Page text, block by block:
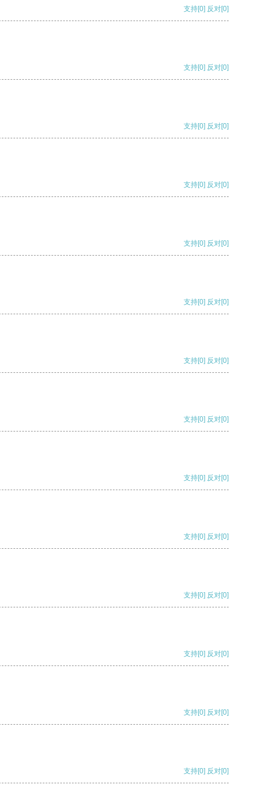
支持[0] 反对[0]
支持[0] 反对[0]
支持[0] 反对[0]
支持[0] 反对[0]
支持[0] 反对[0]
支持[0] 反对[0]
支持[0] 反对[0]
支持[0] 反对[0]
支持[0] 反对[0]
支持[0] 反对[0]
支持[0] 反对[0]
支持[0] 反对[0]
支持[0] 反对[0]
支持[0] 反对[0]